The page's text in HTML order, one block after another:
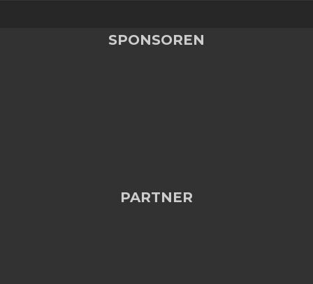
SPONSOREN
PARTNER